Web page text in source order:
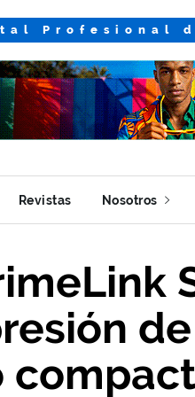
Profesional
Revistas Nosotros
de